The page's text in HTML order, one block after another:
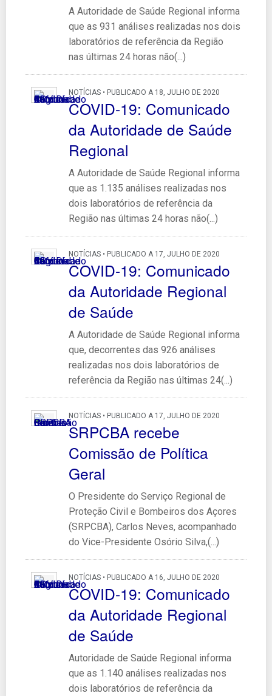
A Autoridade de Saúde Regional informa
que as 931 análises realizadas nos dois
laboratórios de referência da Região
nas últimas 24 horas não(...)
NOTÍCIAS • PUBLICADO A 18, JULHO DE 2020
COVID-19: Comunicado
da Autoridade de Saúde
Regional
A Autoridade de Saúde Regional informa
que as 1.135 análises realizadas nos
dois laboratórios de referência da
Região nas últimas 24 horas não(...)
NOTÍCIAS • PUBLICADO A 17, JULHO DE 2020
COVID-19: Comunicado
da Autoridade Regional
de Saúde
A Autoridade de Saúde Regional informa
que, decorrentes das 926 análises
realizadas nos dois laboratórios de
referência da Região nas últimas 24(...)
NOTÍCIAS • PUBLICADO A 17, JULHO DE 2020
SRPCBA recebe
Comissão de Política
Geral
O Presidente do Serviço Regional de
Proteção Civil e Bombeiros dos Açores
(SRPCBA), Carlos Neves, acompanhado
do Vice-Presidente Osório Silva,(...)
NOTÍCIAS • PUBLICADO A 16, JULHO DE 2020
COVID-19: Comunicado
da Autoridade Regional
de Saúde
Autoridade de Saúde Regional informa
que as 1.140 análises realizadas nos
dois laboratórios de referência da